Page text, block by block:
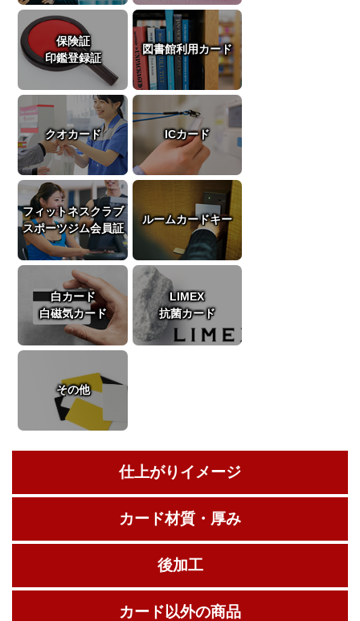
保険証
印鑑登録証
図書館利用カード
クオカード ICカード
フィットネスクラブ
スポーツジム会員証
ルームカードキー
白カード
白磁気カード
LIMEX
抗菌カード
その他
仕上がりイメージ
カード材質・厚み
後加工
カード以外の商品